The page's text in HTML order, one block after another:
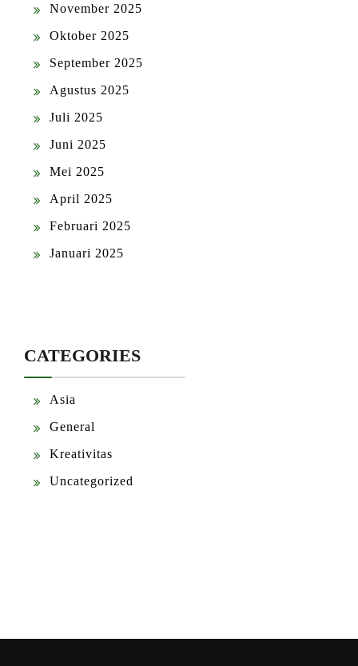
November 2025
Oktober 2025
September 2025
Agustus 2025
Juli 2025
Juni 2025
Mei 2025
April 2025
Februari 2025
Januari 2025
CATEGORIES
Asia
General
Kreativitas
Uncategorized